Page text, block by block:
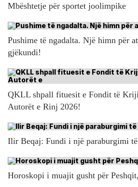
Mbështetje për sportet joolimpike
Pushime të ngadalta. Një himn për
gjëkundi!
QKLL shpall fituesit e Fondit të
Autorët e Rinj 2026!
Ilir Beqaj: Fundi i një paraburgimi
Horoskopi i muajit gusht për